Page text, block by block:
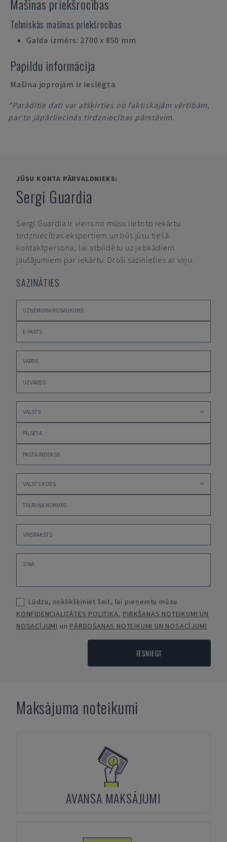
Mašīnas priekšrocības
Tehniskās mašīnas priekšrocības
Galda izmērs: 2700 x 850 mm
Papildu informācija
Mašīna joprojām ir ieslēgta
*Parādītie dati var atšķirties no faktiskajām vērtībām,
par to jāpārliecinās tirdzniecības pārstāvim.
JŪSU KONTA PĀRVALDNIEKS:
Sergi Guardia
Sergi Guardia Ir viens no mūsu lietoto iekārtu
tirdzniecības ekspertiem un būs jūsu tiešā
kontaktpersona, lai atbildētu uz jebkādiem
jautājumiem par iekārtu. Droši sazinieties ar viņu.
SAZINĀTIES
Lūdzu, noklikšķiniet šeit, lai pieņemtu mūsu
KONFIDENCIALITĀTES POLITIKA, PIRKŠANAS NOTEIKUMI UN
NOSACĪJUMI un PĀRDOŠANAS NOTEIKUMI UN NOSACĪJUMI
IESNIEGT
Maksājuma noteikumi
AVANSA MAKSĀJUMI